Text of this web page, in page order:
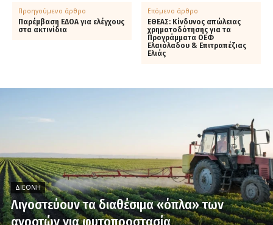
Προηγούμενο άρθρο
Παρέμβαση ΕΔΟΑ για ελέγχους
στα ακτινίδια
Επόμενο άρθρο
ΕΘΕΑΣ: Κίνδυνος απώλειας
χρηματοδότησης για τα
Προγράμματα ΟΕΦ
Ελαιόλαδου & Επιτραπέζιας
Ελιάς
ΔΙΕΘΝΉ
Λιγοστεύουν τα διαθέσιμα «όπλα» των
αγροτών για φυτοπροστασία